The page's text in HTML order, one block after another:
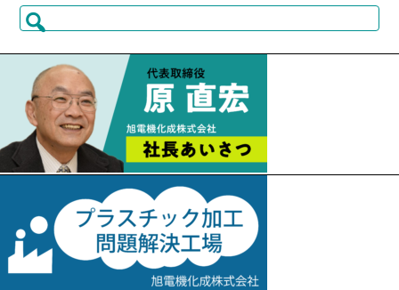
検
索: